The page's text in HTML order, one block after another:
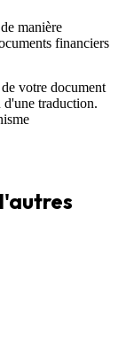
manière
financiers
votre document
d'une traduction.